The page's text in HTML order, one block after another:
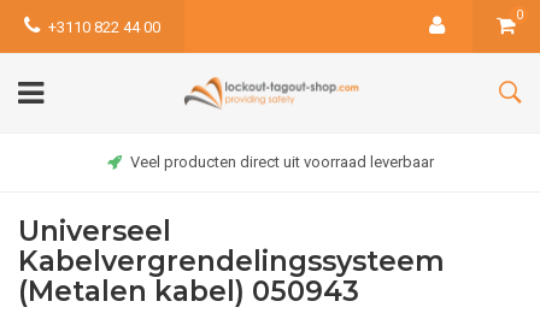
+3110 822 44 00
0
Veel producten direct uit voorraad leverbaar
Universeel
Kabelvergrendelingssysteem
(Metalen kabel) 050943